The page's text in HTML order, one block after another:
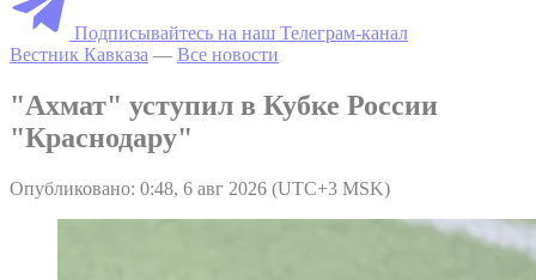
Подписывайтесь на наш Телеграм-канал
Вестник Кавказа — Все новости
"Ахмат" уступил в Кубке России
"Краснодару"
Опубликовано: 0:48, 6 авг 2026 (UTC+3 MSK)